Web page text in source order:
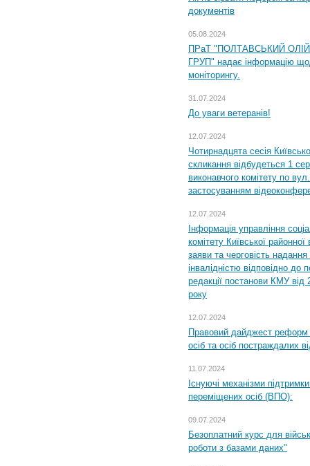
документів
05.08.2024
ПРаТ "ПОЛТАВСЬКИЙ
ГРУП" надає інформацію
моніторингу.
31.07.2024
До уваги ветеранів!
12.07.2024
Чотирнадцята сесія
скликання відбудеться 1
виконавчого комітету по
застосуванням
12.07.2024
Інформація управління
комітету Київської
заяви та черговість надання
інвалідністю відповідно
редакції постанови КМУ
року
12.07.2024
Правовий дайджест реформ
осіб та осіб постраждалих
11.07.2024
Існуючі механізми
переміщених осіб (ВПО):
09.07.2024
Безоплатний курс для
роботи з базами даних"